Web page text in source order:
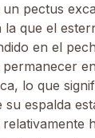
un pectus
la que el
en el
lo que
espalda